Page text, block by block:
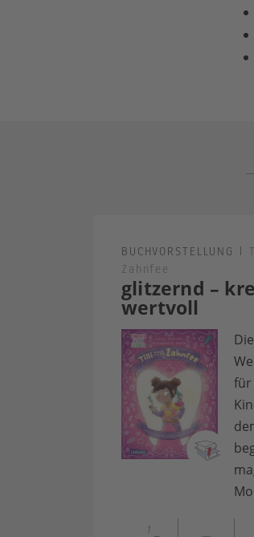
glitzernd –
wertvoll
BUCHVORSTELLUNG |
Zahnfee
für
1